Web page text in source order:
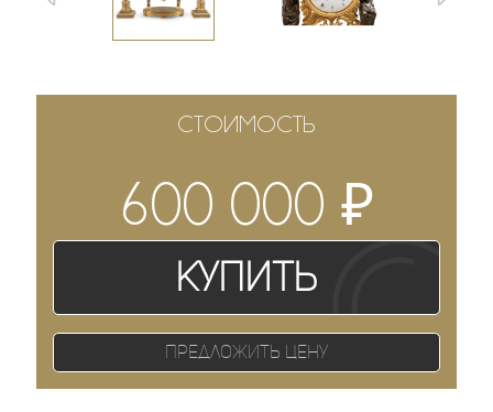
СТОИМОСТЬ
600 000 ₽
Купить
Предложить цену